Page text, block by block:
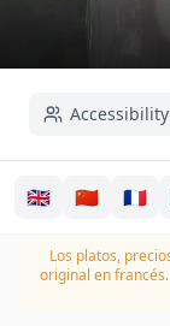
Accessibility
🇬🇧 🇨🇳 🇫🇷
Los platos,
original en